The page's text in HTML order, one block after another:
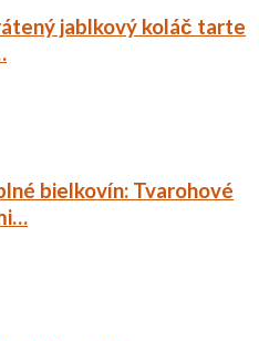
jablkový koláč tarte
bielkovín: Tvarohové